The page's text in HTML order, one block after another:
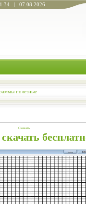
| 07.08.2026
полезные
Скачать